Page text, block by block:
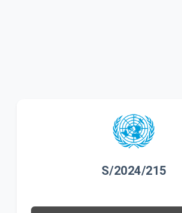
S/2024/215